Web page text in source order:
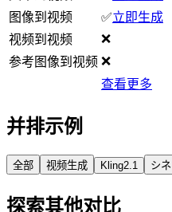
图像到视频
✅立即生成
视频到视频
❌
参考图像到视频 ❌
查看更多
并排示例
全部 视频生成 Kling2.1 シ
探索其他对比